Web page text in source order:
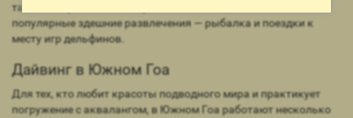
там начал развиваться сравнительно недавно. Самые
популярные здешние развлечения — рыбалка и поездки к
месту игр дельфинов.
Дайвинг в Южном Гоа
Для тех, кто любит красоты подводного мира и практикует
погружение с аквалангом, в Южном Гоа работают несколько